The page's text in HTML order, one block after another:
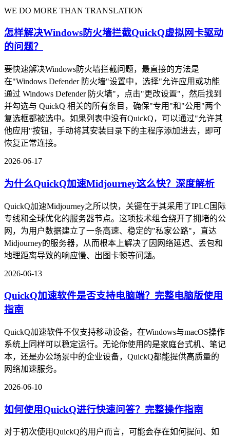
WE DO MORE THAN TRANSLATION
怎样解决Windows防火墙拦截QuickQ虚拟网卡驱动
的问题？
要快速解决Windows防火墙拦截问题，最直接的方法是
在"Windows Defender 防火墙"设置中，选择"允许应用或功能
通过 Windows Defender 防火墙"，点击"更改设置"，然后找到
并勾选与 QuickQ 相关的所有条目，确保"专用"和"公用"两个
复选框都被选中。如果列表中没有QuickQ，可以通过"允许其
他应用"按钮，手动将其安装目录下的主程序添加进去，即可
恢复正常连接。
2026-06-17
为什么QuickQ加速Midjourney这么快？深度解析
QuickQ加速Midjourney之所以快，关键在于其采用了IPLC国际
专线和全球优化的服务器节点。这项技术组合绕开了拥堵的公
网，为用户数据建立了一条高速、稳定的"私家公路"，直达
Midjourney的服务器，从而根本上解决了因网络延迟、丢包和
地理距离导致的响应慢、出图卡顿等问题。
2026-06-13
QuickQ加速软件是否支持电脑端？完整电脑版使用
指南
QuickQ加速软件不仅支持移动设备，在Windows与macOS操作
系统上同样可以稳定运行。无论你使用的是家庭台式机、笔记
本，还是办公场景中的企业设备，QuickQ都能提供高质量的
网络加速服务。
2026-06-10
如何使用QuickQ进行快速问答？完整操作指南
对于初次使用QuickQ的用户而言，可能会存在如何提问、如